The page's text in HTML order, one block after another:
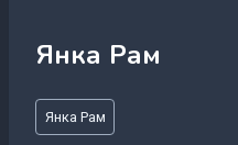
Янка Рам
Метки
записи:
Янка Рам